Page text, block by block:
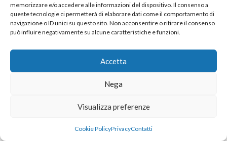
memorizzare e/o accedere alle informazioni del dispositivo. Il consenso a
queste tecnologie ci permetterà di elaborare dati come il comportamento di
navigazione o ID unici su questo sito. Non acconsentire o ritirare il consenso
può influire negativamente su alcune caratteristiche e funzioni.
Accetta
Nega
Visualizza preferenze
Cookie PolicyPrivacyContatti